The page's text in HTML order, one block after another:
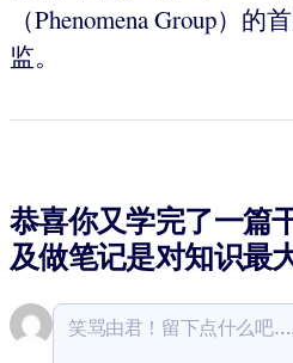
（Phenomena Group）
监。
恭喜你又学完了一篇
及做笔记是对知识最